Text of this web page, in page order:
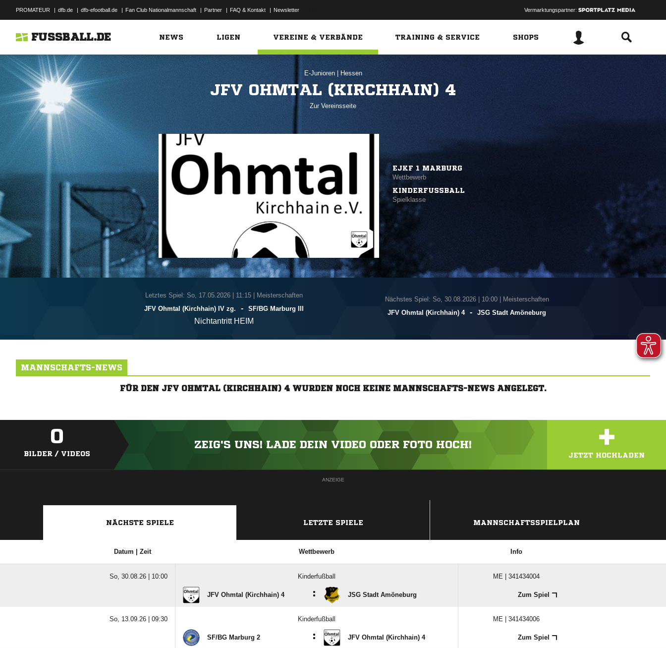
PROMATEUR | dfb.de | dfb-efootball.de | Fan Club Nationalmannschaft | Partner | FAQ & Kontakt | Newsletter Vermarktungspartner:
FUSSBALL.DE NEWS LIGEN VEREINE & VERBÄNDE TRAINING & SERVICE SHOPS
E-Junioren Hessen
JFV OHMTAL (KIRCHHAIN) 4
Zur Vereinsseite
EJKF 1 MARBURG
Wettbewerb
KINDERFUSSBALL
Spielklasse
Letztes Spiel: So, 17.05.2026
11:15 | Meisterschaften
JFV Ohmtal (Kirchhain) IV zg.
- SF/​BG Marburg III
Nichtantritt HEIM
Nächstes Spiel: So, 30.08.2026| 10:00 | Meisterschaften
JFV Ohmtal (Kirchhain) 4
- JSG Stadt Amöneburg
MANNSCHAFTS-NEWS
FÜR DEN JFV OHMTAL (KIRCHHAIN) 4 WURDEN NOCH KEINE MANNSCHAFTS-NEWS ANGELEGT.
0
BILDER / VIDEOS
ZEIG'S UNS! LADE DEIN VIDEO ODER FOTO HOCH! +
JETZT HOCHLADEN
ANZEIGE
NÄCHSTE SPIELE LETZTE SPIELE MANNSCHAFTSSPIELPLAN
Datum | Zeit Wettbewerb Info
So, 30.08.26 | 10:00 Kinderfußball ME | 341434004
JFV Ohmtal (Kirchhain) 4 : JSG Stadt Amöneburg Zum Spiel
So, 13.09.26 | 09:30 Kinderfußball ME | 341434006
SF/​BG Marburg 2 : JFV Ohmtal (Kirchhain) 4 Zum Spiel